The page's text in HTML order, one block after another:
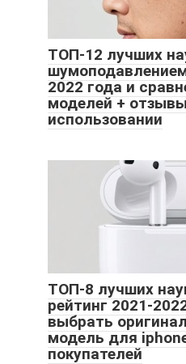
ТОП-12 лучших
2022 года и
моделей +
использовании
ТОП-8 лучших
рейтинг 2021-
выбрать
модель для
покупателей